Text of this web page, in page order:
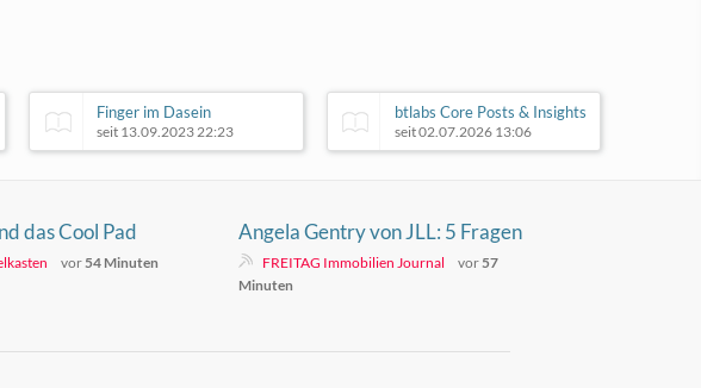
Finger im Dasein
seit 13.09.2023 22:23
btlabs Core Posts & Insights
seit 02.07.2026 13:06
das Cool Pad
vor54 Minuten
Angela Gentry von JLL: 5 Fragen
FREITAG Immobilien Journal vor57
Minuten